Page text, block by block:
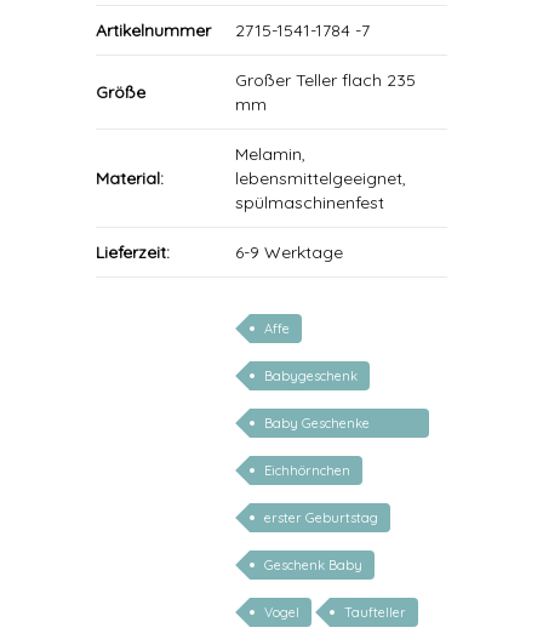
Artikelnummer 2715-1541-1784 -7
Größe
Großer Teller flach 235
mm
Material:
Melamin,
lebensmittelgeeignet,
spülmaschinenfest
Lieferzeit: 6-9 Werktage
Affe
Babygeschenk
Baby Geschenke
personalisierbar
Eichhörnchen
erster Geburtstag
Geschenk Baby
Vogel Taufteller